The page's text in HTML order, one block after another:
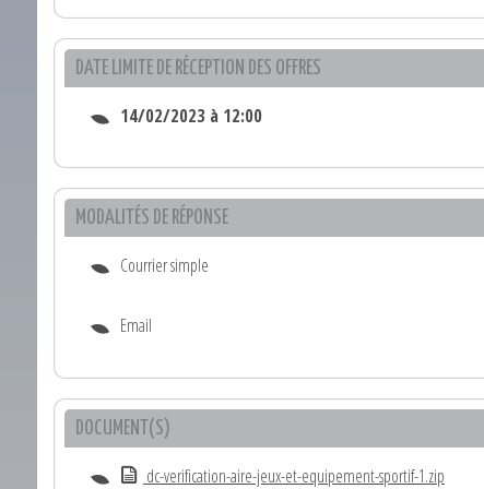
DATE LIMITE DE RÉCEPTION DES OFFRES
14/02/2023 à 12:00
MODALITÉS DE RÉPONSE
Courrier simple
Email
DOCUMENT(S)
dc-verification-aire-jeux-et-equipement-sportif-1.zip